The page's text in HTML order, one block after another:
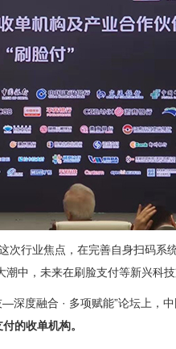
行业焦点，在完善自身扫码系
中，未来在刷脸支付等新兴科
度融合 · 多项赋能”论坛上，
的收单机构。